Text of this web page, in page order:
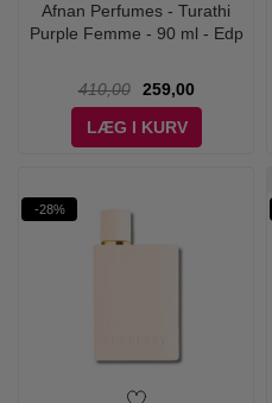
Afnan Perfumes - Turathi
Purple Femme - 90 ml - Edp
410,00
259,00
LÆG I KURV
-28%